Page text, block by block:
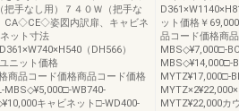
手なし用）７４０Ｗ（把手な
CA◇CE◇姿図内訳扉、キャビネ
ット寸法
（DH566）
ニット価格
商品コード価格商品コード価格
MBS◇¥5,000□-WB740-
キャビネット□-WD400-
ット価格￥
品コード価格商
MBS◇¥7,000□-
MBS◇¥14,000□-
MYTZ¥17,000□-
MYTZ¥22,000カ